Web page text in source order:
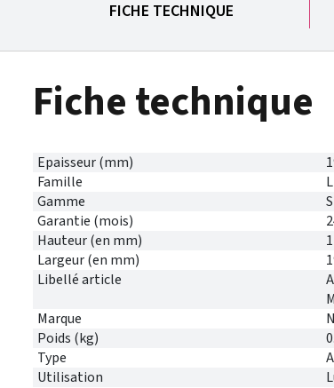
FICHE TECHNIQUE
Fiche technique
Epaisseur (mm)
Famille
Gamme
Garantie (mois)
Hauteur (en mm)
Largeur (en mm)
Libellé article
Marque
Poids (kg)
Type
Utilisation